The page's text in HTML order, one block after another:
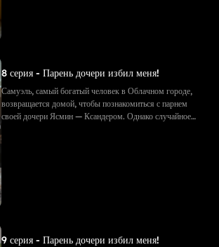
8 серия - Парень дочери избил меня!
Самуэль, самый богатый человек в Облачном городе,
возвращается домой, чтобы познакомиться с парнем
своей дочери Ясмин — Ксандером. Однако случайное
принимает Самуэля за соперника. Его семья избивает
встречу с будущим тестем, они в ужасе узнают — тот
самый «незнакомец» и есть Самуэль!
9 серия - Парень дочери избил меня!